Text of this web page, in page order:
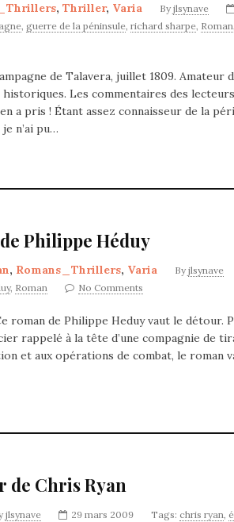
, Thriller, Varia By jlsynave
, guerre de la péninsule, richard sharpe, Roman,
de Talavera, juillet 1809. Amateur
Les commentaires des lecteurs
a pris ! Étant assez connaisseur de la
n’ai pu…
Philippe Héduy
, Romans_Thrillers, Varia By jlsynave
, Roman No Comments
roman de Philippe Heduy vaut le détour.
rappelé à la tête d’une compagnie de
et aux opérations de combat, le roman
Chris Ryan
jlsynave 29 mars 2009 Tags: chris ryan,